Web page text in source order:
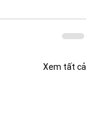
Xem tất cả